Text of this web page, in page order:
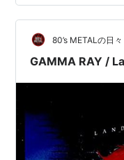
節」炸裂のストレー
本情報 項目 内容 リ
パワーメタル、ヘヴ
80’s METALの日々
GAMMA RAY /